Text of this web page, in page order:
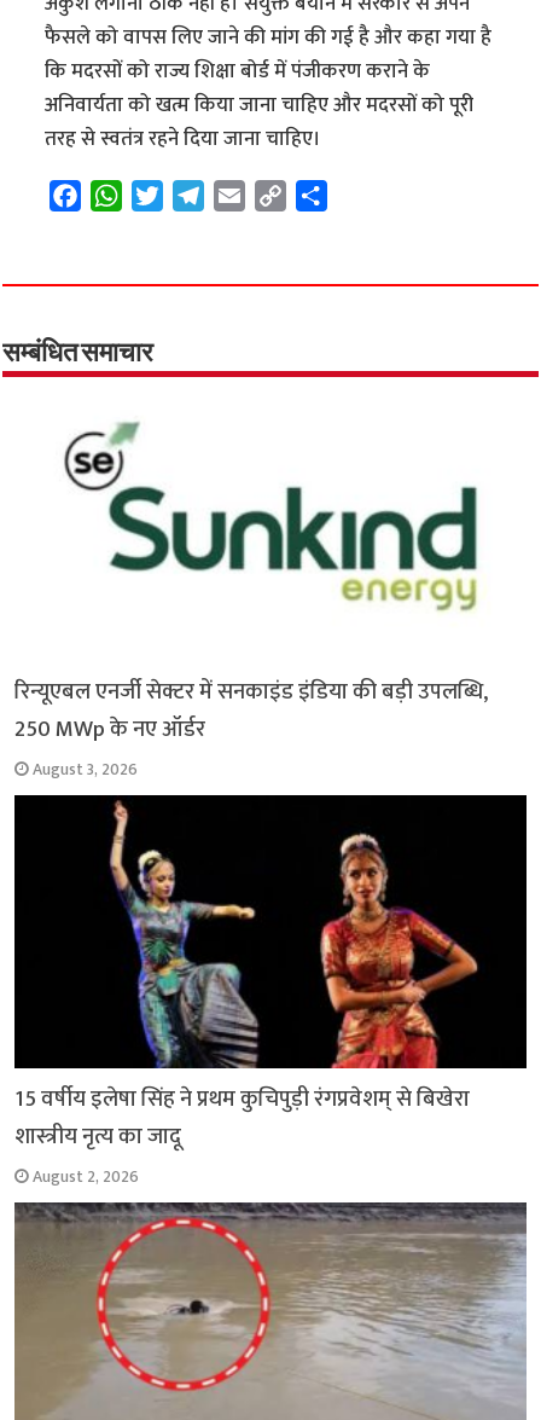
फैसले को वापस लिए जाने की मांग की गई है और कहा गया है
कि मदरसों को राज्य शिक्षा बोर्ड में पंजीकरण कराने के
अनिवार्यता को खत्म किया जाना चाहिए और मदरसों को पूरी
तरह से स्वतंत्र रहने दिया जाना चाहिए।
F
e
o
o
W
t
A
p
p
T
t
r
T
e
a
E
i
C
y
n
r
सम्बंधित समाचार
रिन्यूएबल एनर्जी सेक्टर में सनकाइंड इंडिया की बड़ी उपलब्धि,
250 MWp के नए ऑर्डर
August 3, 2026
15 वर्षीय इलेषा सिंह ने प्रथम कुचिपुड़ी रंगप्रवेशम् से बिखेरा
शास्त्रीय नृत्य का जादू
August 2, 2026